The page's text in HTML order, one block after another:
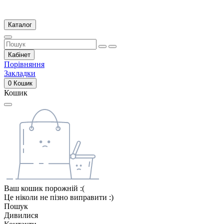
Каталог
Кабінет
Порівняння
Закладки
0 Кошик
Кошик
Ваш кошик порожній :(
Це ніколи не пізно виправити :)
Пошук
Дивилися